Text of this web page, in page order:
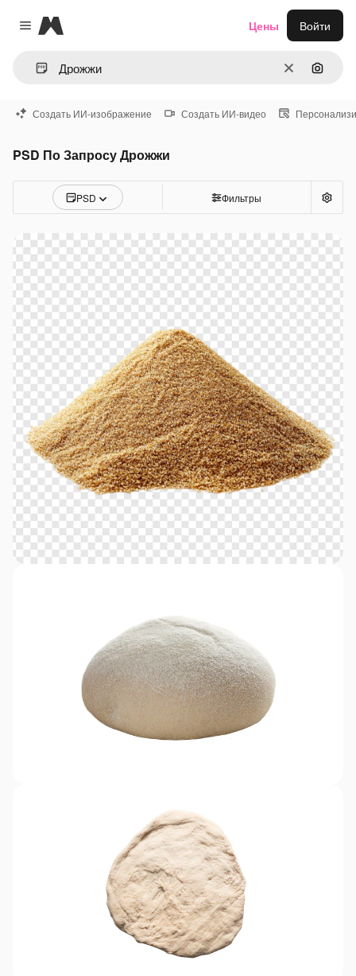
Close menu
Magnific
ОчиститьПоиск
Цены Войти
Создать ИИ-изображение Создать ИИ-видео
PSD По Запросу Дрожжи
PSD Фильтры